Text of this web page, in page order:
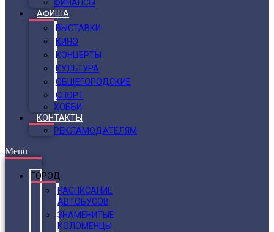
ФИНАНСЫ
АФИША
ВЫСТАВКИ
КИНО
КОНЦЕРТЫ
КУЛЬТУРА
ОБЩЕГОРОДСКИЕ
СПОРТ
ХОББИ
КОНТАКТЫ
РЕКЛАМОДАТЕЛЯМ
Menu
ГОРОД
РАСПИСАНИЕ
АВТОБУСОВ
ЗНАМЕНИТЫЕ
КОЛОМЕНЦЫ